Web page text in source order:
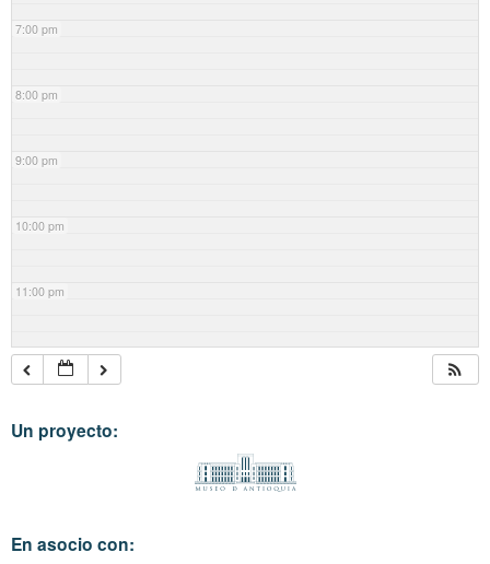
7:00 pm
8:00 pm
9:00 pm
10:00 pm
11:00 pm
Un proyecto:
En asocio con: